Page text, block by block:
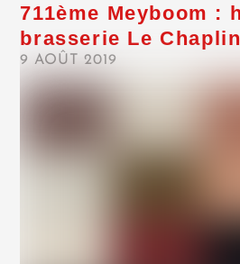
711ème Meyboom :
brasserie Le Chaplin
9 AOÛT 2019